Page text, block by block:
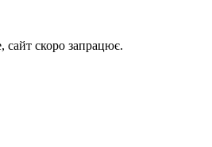
скоро запрацює.